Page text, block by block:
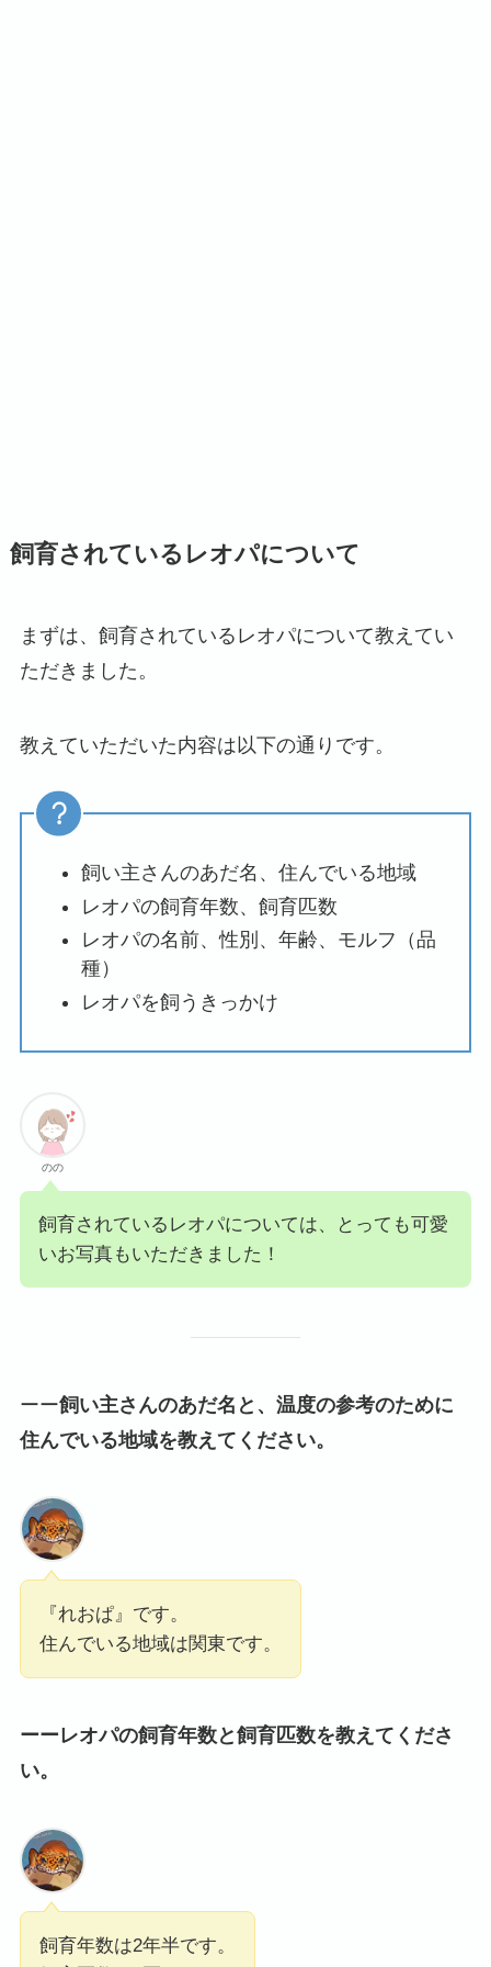
飼育されているレオパについて
まずは、飼育されているレオパについて教えてい
ただきました。
教えていただいた内容は以下の通りです。
飼い主さんのあだ名、住んでいる地域
レオパの飼育年数、飼育匹数
レオパの名前、性別、年齢、モルフ（品
種）
レオパを飼うきっかけ
のの
飼育されているレオパについては、とっても可愛
いお写真もいただきました！
ーー飼い主さんのあだ名と、温度の参考のために
住んでいる地域を教えてください。
『れおぱ』です。
住んでいる地域は関東です。
ーーレオパの飼育年数と飼育匹数を教えてくださ
い。
飼育年数は2年半です。